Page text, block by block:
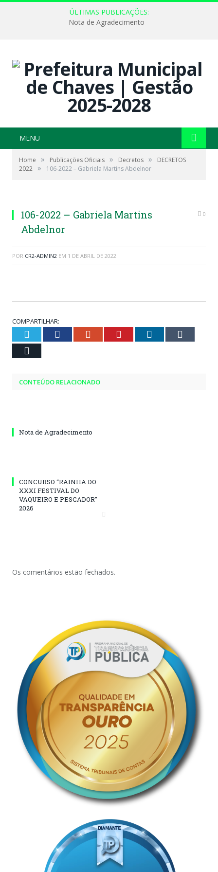
ÚLTIMAS PUBLICAÇÕES:
Nota de Agradecimento
MENU
Home » Publicações Oficiais » Decretos »
DECRETOS
2022 » 106-2022 – Gabriela Martins Abdelnor
106-2022 – Gabriela Martins
Abdelnor
0
POR CR2-ADMIN2 EM 1 DE ABRIL DE 2022
COMPARTILHAR:
Twitter Facebook Google+ Pinterest LinkedIn
CONTEÚDO RELACIONADO
Nota de Agradecimento
CONCURSO “RAINHA DO
XXXI FESTIVAL DO
VAQUEIRO E PESCADOR”
2026
Os comentários estão fechados.